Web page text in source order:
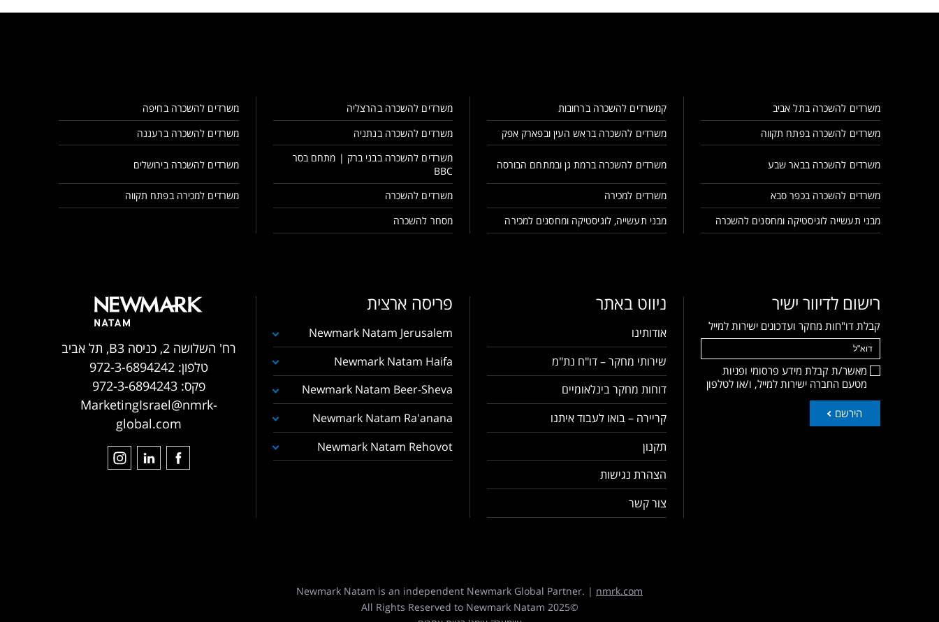
משרדים להשכרה בתל אביב קמשרדים להשכרה ברחובות משרדים להשכרה בהרצליה
משרדים להשכרה בחיפה
משרדים להשכרה בפתח תקווה
משרדים להשכרה בראש העין ובפארק אפק משרדים להשכרה בנתניה משרדים להשכרה ברעננה
משרדים להשכרה בבאר שבע משרדים להשכרה ברמת גן ובמתחם הבורסה
משרדים להשכרה בבני ברק | מתחם בסר
BBC
משרדים להשכרה בירושלים
משרדים להשכרה בכפר סבא משרדים למכירה משרדים להשכרה
משרדים למכירה בפתח תקווה
מבני תעשייה לוגיסטיקה ומחסנים להשכרה
מבני תעשייה, לוגיסטיקה ומחסנים למכירה מסחר להשכרה
רישום לדיוור ישיר
קבלת דו"חות מחקר ועדכונים ישירות למייל
מאשר/ת קבלת מידע פרסומי ופניות
מטעם החברה ישירות למייל, ו/או לטלפון
הירשם
ניווט באתר
אודותינו
שירותי מחקר – דו"ח נת"מ
דוחות מחקר בינלאומיים
קריירה – בואו לעבוד איתנו
תקנון
הצהרת נגישות
צור קשר
פריסה ארצית
Newmark Natam Jerusalem
Newmark Natam Haifa
Newmark Natam Beer-Sheva
Newmark Natam Ra'anana
Newmark Natam Rehovot
רח' השלושה 2, כניסה B3, תל אביב
טלפון:972-3-6894242
פקס:972-3-6894243
MarketingIsrael@nmrk-
global.com
Newmark Natam is an independent Newmark Global Partner. | nmrk.com
©2025 All Rights Reserved to Newmark Natam